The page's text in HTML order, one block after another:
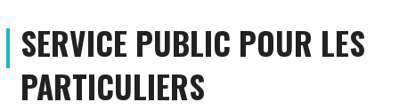
SERVICE PUBLIC POUR LES
PARTICULIERS